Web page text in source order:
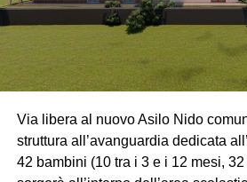
Via libera al nuovo Asilo Nido
struttura all’avanguardia dedicata
42 bambini (10 tra i 3 e i 12 mesi,